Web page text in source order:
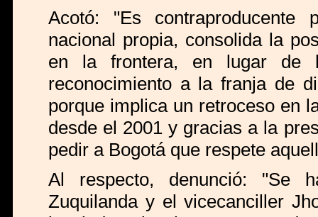
Acotó: "Es
nacional propia, consolida la
en la frontera, en lugar de
reconocimiento a la franja de
porque implica un retroceso en
desde el 2001 y gracias a la
pedir a Bogotá que respete
Al respecto, denunció: "Se
Zuquilanda y el vicecanciller